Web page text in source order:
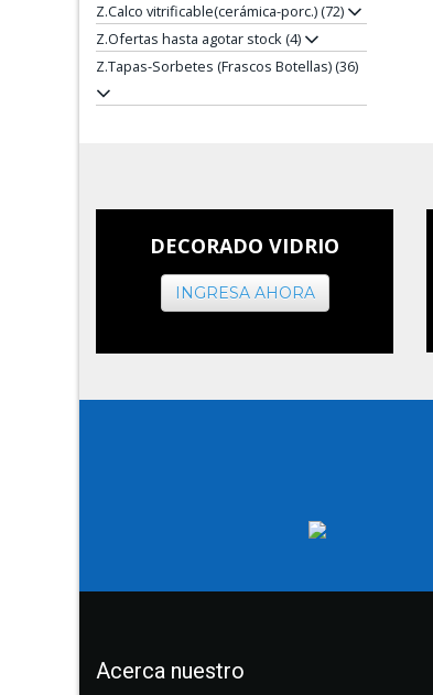
Z.Calco vitrificable(cerámica-porc.) (72)
Z.Ofertas hasta agotar stock (4)
Z.Tapas-Sorbetes (Frascos Botellas) (36)
DECORADO VIDRIO
INGRESA AHORA
Acerca nuestro